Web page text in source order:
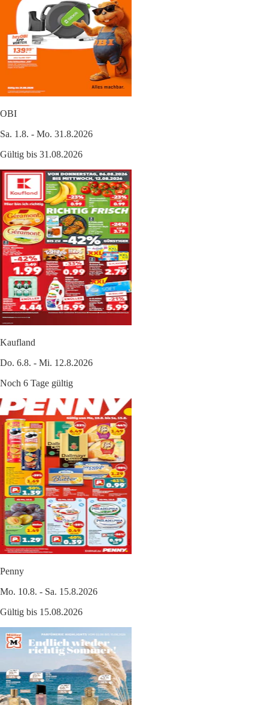
OBI
Sa. 1.8. - Mo. 31.8.2026
Gültig bis 31.08.2026
Kaufland
Do. 6.8. - Mi. 12.8.2026
Noch 6 Tage gültig
Penny
Mo. 10.8. - Sa. 15.8.2026
Gültig bis 15.08.2026